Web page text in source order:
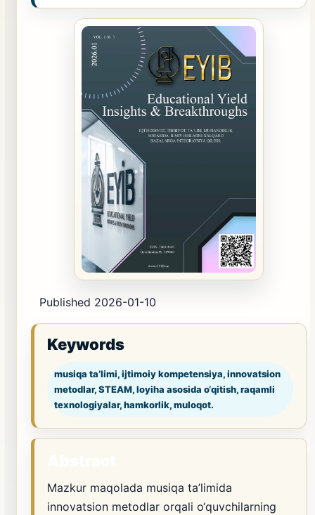
Published 2026-01-10
Keywords
musiqa ta’limi, ijtimoiy kompetensiya, innovatsion
metodlar, STEAM, loyiha asosida o‘qitish, raqamli
texnologiyalar, hamkorlik, muloqot.
Mazkur maqolada musiqa ta’limida
innovatsion metodlar orqali o‘quvchilarning